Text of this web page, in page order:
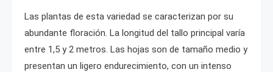
Las plantas de esta variedad se caracterizan por su
abundante floración. La longitud del tallo principal varía
entre 1,5 y 2 metros. Las hojas son de tamaño medio y
presentan un ligero endurecimiento, con un intenso